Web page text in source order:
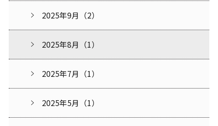
2025年9月（2）
2025年8月（1）
2025年7月（1）
2025年5月（1）